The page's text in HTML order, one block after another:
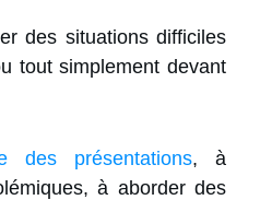
des situations difficiles
tout simplement devant
des présentations, à
à aborder des